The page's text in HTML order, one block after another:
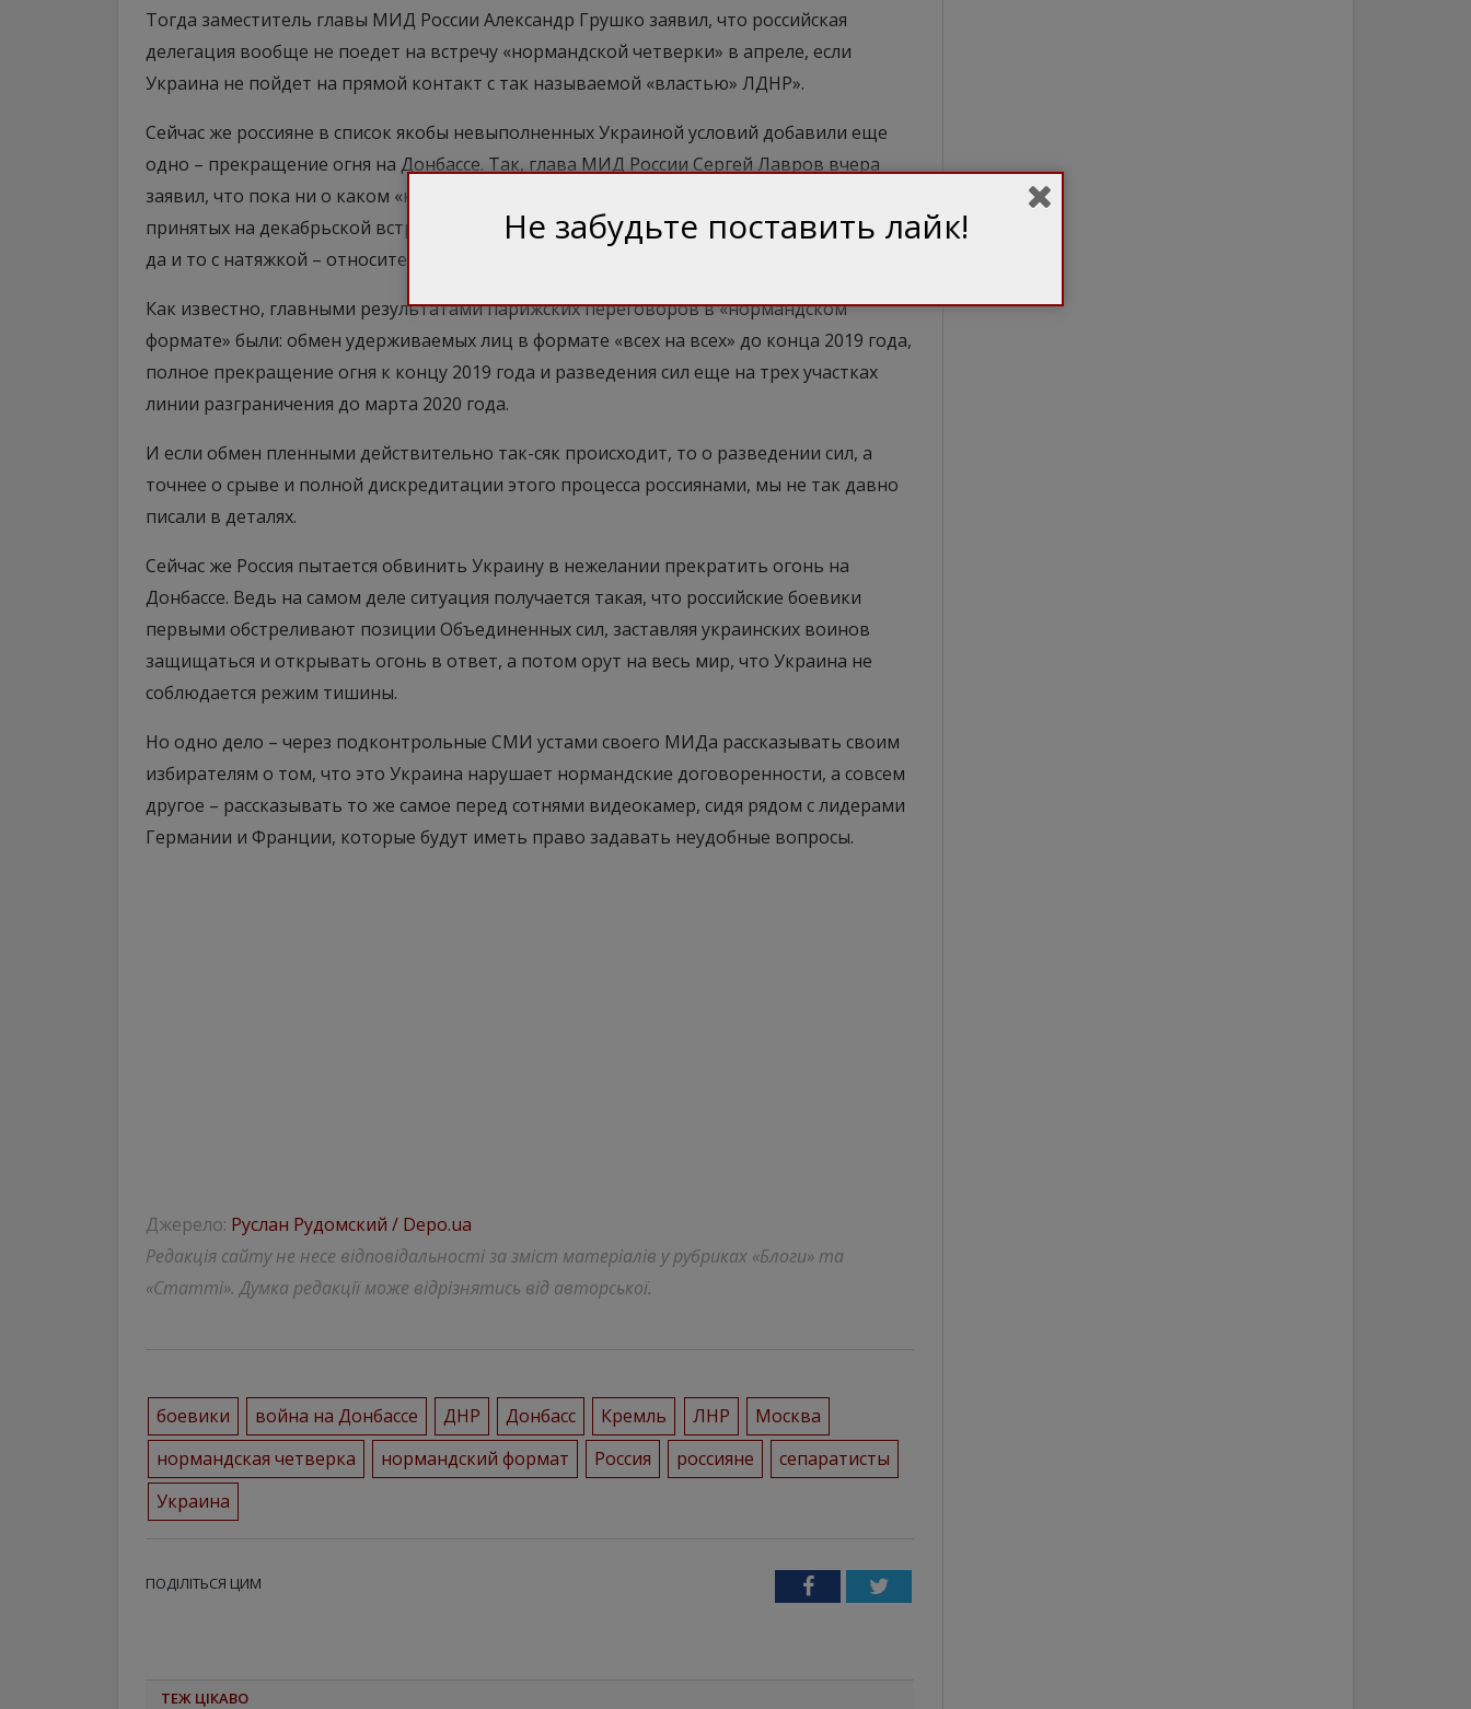
Тогда заместитель главы МИД России Александр Грушко заявил, что российская
делегация вообще не поедет на встречу «нормандской четверки» в апреле, если
Украина не пойдет на прямой контакт с так называемой «властью» ЛДНР».
Сейчас же россияне в список якобы невыполненных Украиной условий добавили еще
одно – прекращение огня на Донбассе. Так, глава МИД России Сергей Лавров вчера
заявил, что пока ни о каком «нормадском саммите» речь не идет, потому что из
принятых на декабрьской встрече в Париже решений Украина выполнила лишь одно,
да и то с натяжкой – относительно обмена заложниками.
Как известно, главными результатами парижских переговоров в «нормандском
формате» были: обмен удерживаемых лиц в формате «всех на всех» до конца 2019 года,
полное прекращение огня к концу 2019 года и разведения сил еще на трех участках
линии разграничения до марта 2020 года.
И если обмен пленными действительно так-сяк происходит, то о разведении сил, а
точнее о срыве и полной дискредитации этого процесса россиянами, мы не так давно
писали в деталях.
Сейчас же Россия пытается обвинить Украину в нежелании прекратить огонь на
Донбассе. Ведь на самом деле ситуация получается такая, что российские боевики
первыми обстреливают позиции Объединенных сил, заставляя украинских воинов
защищаться и открывать огонь в ответ, а потом орут на весь мир, что Украина не
соблюдается режим тишины.
Но одно дело – через подконтрольные СМИ устами своего МИДа рассказывать своим
избирателям о том, что это Украина нарушает нормандские договоренности, а совсем
другое – рассказывать то же самое перед сотнями видеокамер, сидя рядом с лидерами
Германии и Франции, которые будут иметь право задавать неудобные вопросы.
Джерело: Руслан Рудомский / Depo.ua
Редакція сайту не несе відповідальності за зміст матеріалів у рубриках «Блоги» та
«Статті». Думка редакції може відрізнятись від авторської.
боевики война на Донбассе ДНР Донбасс Кремль ЛНР
Москва
нормандская четверка
нормандский формат Россия россияне
сепаратисты
Украина
ПОДІЛІТЬСЯ ЦИМ FacebookTwitter
ТЕЖ ЦІКАВО
Не забудьте поставить лайк!